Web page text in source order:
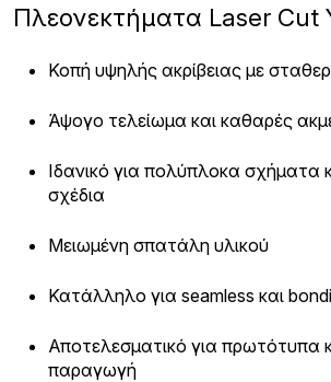
Πλεονεκτήματα Laser
Κοπή υψηλής ακρίβειας με
Άψογο τελείωμα και καθαρές
Ιδανικό για πολύπλοκα σχήματα
σχέδια
Μειωμένη σπατάλη υλικού
Κατάλληλο για seamless και
Αποτελεσματικό για πρωτότυπα
παραγωγή